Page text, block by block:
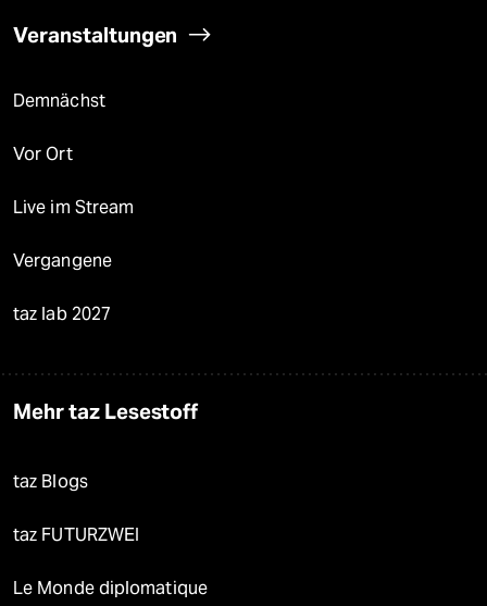
Veranstaltungen
Demnächst
Vor Ort
Live im Stream
Vergangene
taz lab 2027
Mehr taz Lesestoff
taz Blogs
taz FUTURZWEI
Le Monde diplomatique